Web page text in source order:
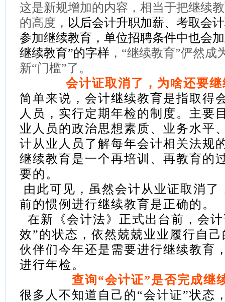
这是新规增加的内容，相当于把继续
的高度， 以后会计升职加薪、考取会
参加继续教育，单位招聘条件中也会
继续教育”的字样 ，“继续教育”俨然成
新“门槛”了。
会计证取消了，为啥还要
简单来说，会计继续教育是指取得
人员，实行定期年检的制度。主要
业人员的政治思想素质、业务水平
计从业人员了解每年会计相关法规
继续教育是一个再培训、再教育的
要的。
由此可见，虽然会计从业证取消了
前的惯例进行继续教育是正确的。
在新《会计法》正式出台前，会
效”的状态 ，依然兢兢业业履行自
伙伴们今年还是需要进行继续教育
进行年检。
查询“会计证”是否完成继
很多人不知道自己的“会计证”状态